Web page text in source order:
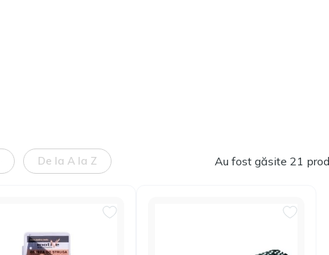
De la A la Z Au fost găsite 21